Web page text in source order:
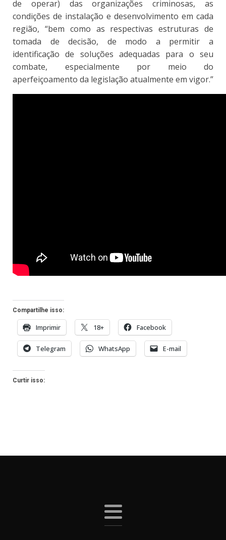
de operar) das organizações criminosas, as
condições de instalação e desenvolvimento em cada
região, “bem como as respectivas estruturas de
tomada de decisão, de modo a permitir a
identificação de soluções adequadas para o seu
combate, especialmente por meio do
aperfeiçoamento da legislação atualmente em vigor.”
Compartilhe isso:
Imprimir 18+ Facebook
Telegram WhatsApp E-mail
Curtir isso: